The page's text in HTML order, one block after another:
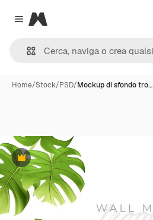
Close menu
Magnific
Home/Stock/PSD/Mockup di sfondo tro…
Premium